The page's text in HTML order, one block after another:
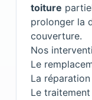
toiture
prolonger la
couverture.
Nos
Le
La
Le